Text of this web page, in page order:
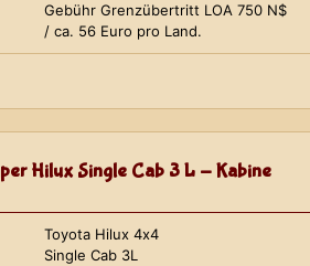
Gebühr Grenzübertritt LOA 750 N$
/ ca. 56 Euro pro Land.
Hilux Single Cab 3 L - Kabine
Toyota Hilux 4x4
Single Cab 3L